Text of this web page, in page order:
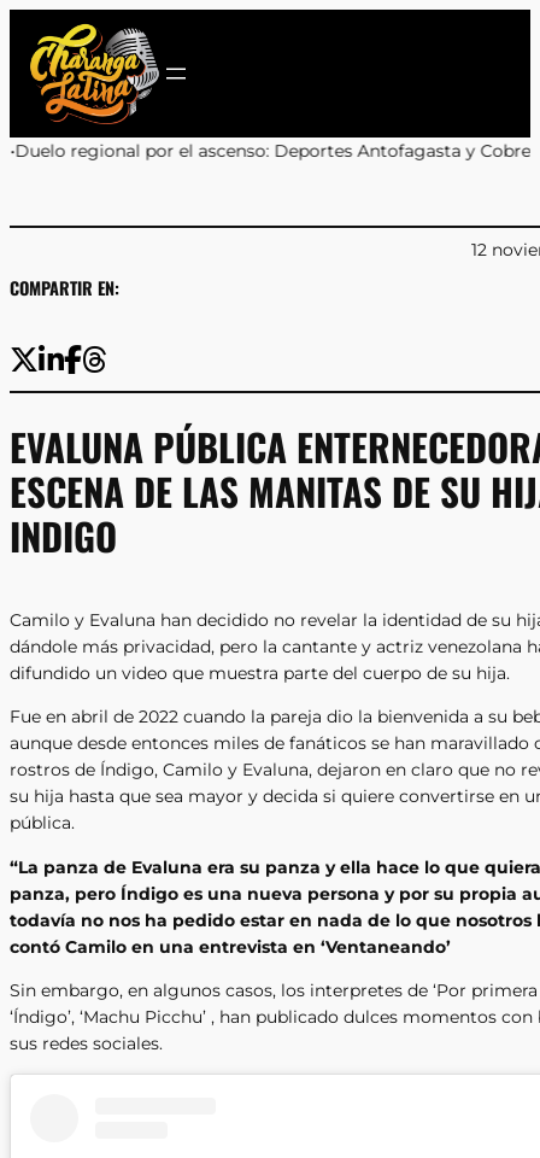
contenido
ascenso: Deportes Antofagasta y Cobreloa se enfrentarán
COMPARTIR EN:
12
EVALUNA PÚBLICA
ESCENA DE LAS MANITAS DE SU
INDIGO
Camilo y Evaluna han decidido no revelar la identidad de su
dándole más privacidad, pero la cantante y actriz venezolana
difundido un video que muestra parte del cuerpo de su hija.
Fue en abril de 2022 cuando la pareja dio la bienvenida a su
aunque desde entonces miles de fanáticos se han maravillado
rostros de Índigo, Camilo y Evaluna, dejaron en claro que no
su hija hasta que sea mayor y decida si quiere convertirse en
pública.
“La panza de Evaluna era su panza y ella hace lo que
panza, pero Índigo es una nueva persona y por su propia
todavía no nos ha pedido estar en nada de lo que nosotros
contó Camilo en una entrevista en ‘Ventaneando’
Sin embargo, en algunos casos, los interpretes de ‘Por primera
‘Índigo’, ‘Machu Picchu’ , han publicado dulces momentos con
sus redes sociales.